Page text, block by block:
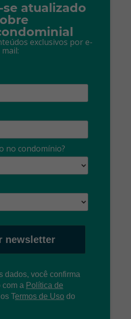
com as
atualizado
exclusivos por e-
mail:
no condomínio?
newsletter
dados, você confirma
com a Política de
Termos de Uso do